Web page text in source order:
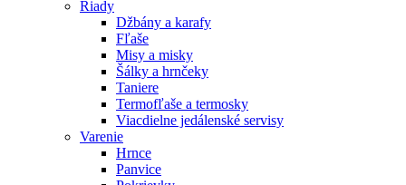
Riady
Džbány a karafy
Fľaše
Misy a misky
Šálky a hrnčeky
Taniere
Termofľaše a termosky
Viacdielne jedálenské servisy
Varenie
Hrnce
Panvice